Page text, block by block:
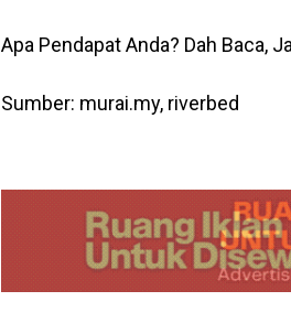
Apa Pendapat Anda? Dah Baca,
Sumber: murai.my, riverbed